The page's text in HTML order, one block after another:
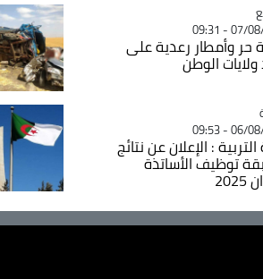
07/08/
حر وأمطار رعدية على
الوطن
06/08/
التربية : الإعلان عن نتائج
توظيف الأساتذة